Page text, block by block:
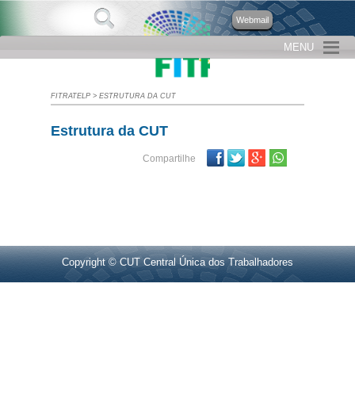
Webmail
MENU
FITRATELP > ESTRUTURA DA CUT
Estrutura da CUT
Compartilhe Facebook
TwitterGoogle Plus
Copyright © CUT Central Única dos Trabalhadores